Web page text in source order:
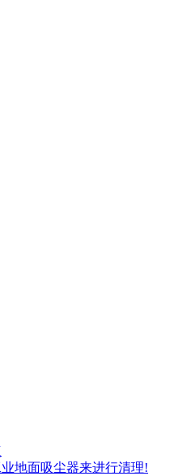
地面吸尘器来进行清理!